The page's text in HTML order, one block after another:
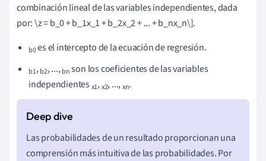
combinación lineal de las variables independientes, dada
por: \z = b_0 + b_1x_1 + b_2x_2 + ... + b_nx_n\].
b0es el intercepto de la ecuación de regresión.
b1,b2, ...,bnson los coeficientes de las variables
independientesx1,x2, ...,xn.
Las probabilidades de un resultado proporcionan una
comprensión más intuitiva de las probabilidades. Por